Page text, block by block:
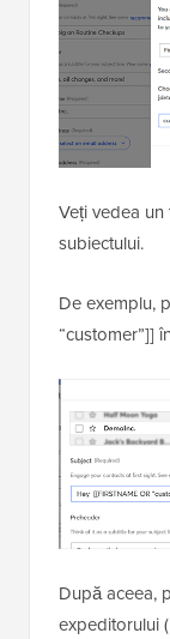
Veți vedea
subiectului.
De exemplu,
“customer”]]
După aceea,
expeditorului